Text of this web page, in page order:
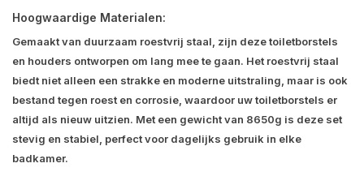
Hoogwaardige Materialen:
Gemaakt van duurzaam roestvrij staal, zijn deze toiletborstels
en houders ontworpen om lang mee te gaan. Het roestvrij staal
biedt niet alleen een strakke en moderne uitstraling, maar is ook
bestand tegen roest en corrosie, waardoor uw toiletborstels er
altijd als nieuw uitzien. Met een gewicht van 8650g is deze set
stevig en stabiel, perfect voor dagelijks gebruik in elke
badkamer.